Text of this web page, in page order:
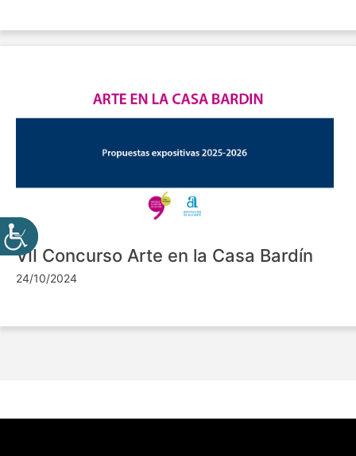
VII Concurso Arte en la Casa Bardín
24/10/2024